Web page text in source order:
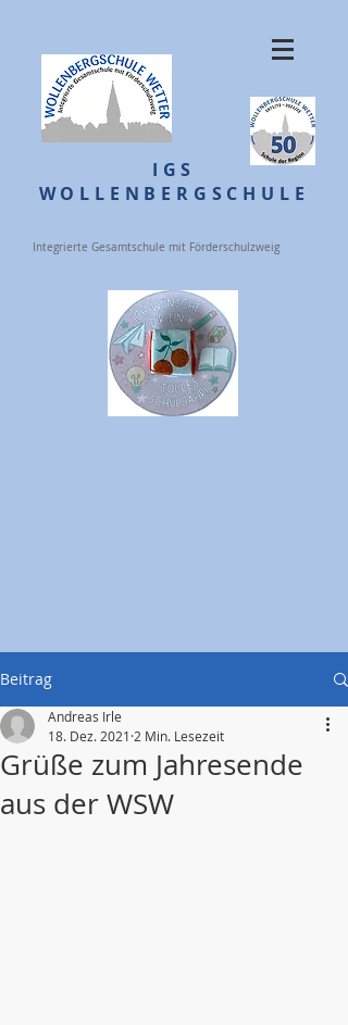
Integrierte Gesamtschule mit Förderschulzweig
IGS
WOLLENBERGSCHULE
Beitrag
Grüße zum Jahresende
aus der WSW
Andreas Irle
18. Dez. 2021 2 Min. Lesezeit